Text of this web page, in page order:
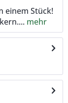
einem Stück!
mehr